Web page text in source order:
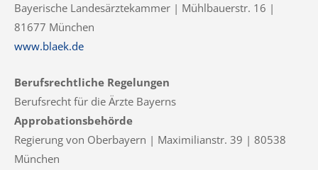
Bayerische Landesärztekammer | Mühlbauerstr. 16 |
81677 München
www.blaek.de
Berufsrechtliche Regelungen
Berufsrecht für die Ärzte Bayerns
Approbationsbehörde
Regierung von Oberbayern | Maximilianstr. 39 | 80538
München